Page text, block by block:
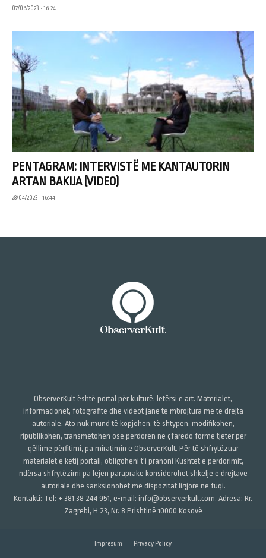
07/06/2023 • 16:24
PENTAGRAM: INTERVISTË ME KANTAUTORIN
ARTAN BAKIJA (VIDEO)
28/04/2023 • 16:44
ObserverKult është portal për kulturë, letërsi e art. Materialet,
informacionet, fotografitë dhe videot janë të mbrojtura me të drejta
autoriale. Ato nuk mund të kopjohen, të shtypen, modifikohen,
ripublikohen, transmetohen ose përdoren në çfarëdo forme tjetër për
qëllime përfitimi, pa miratimin e ObserverKult. Për të shfrytëzuar
materialet e këtij portali, obligoheni t'i pranoni Kushtet e përdorimit,
ndërsa shfrytëzimi pa lejen paraprake konsiderohet shkelje e drejtave
autoriale dhe sanksionohet me dispozitat ligjore në fuqi.
Kontakti: Tel: + 381 38 244 951, e-mail: info@observerkult.com, Adresa: Rr.
Zagrebi, H 23, Nr. 8 Prishtinë 10000 Kosovë
Impresum Privacy Policy